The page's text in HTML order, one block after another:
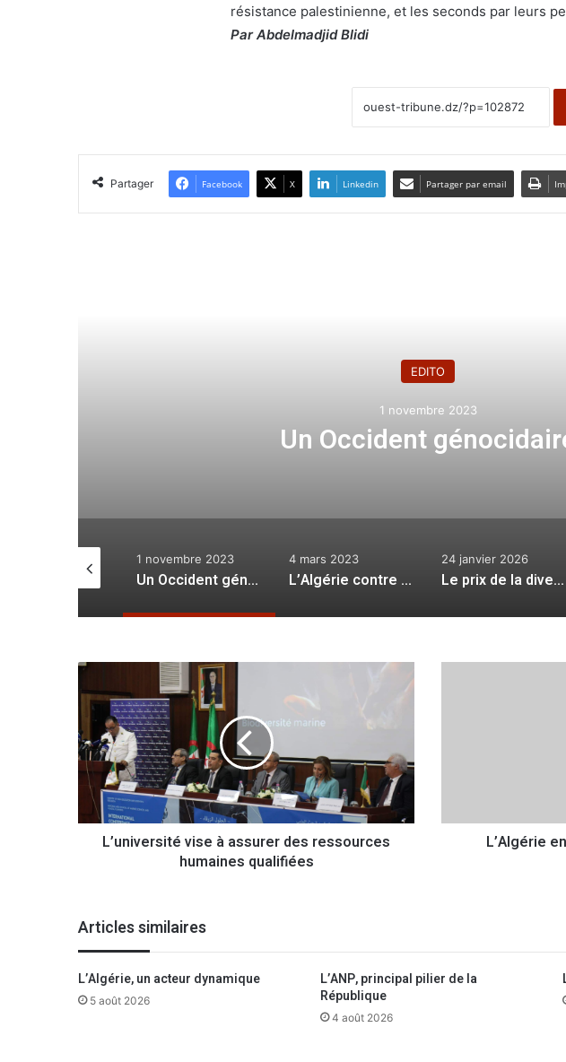
résistance palestinienne, et les seconds par leurs
Par Abdelmadjid Blidi
Partager Facebook X Linkedin Partager par email
EDITO
1 novembre 2023
Un Occident
1 novembre 2023
Un Occident génocidaire
4 mars 2023
L’Algérie contre les semeurs de haine
24 janvier 2026
Le prix de la diversification économique
L
n
i
v
s
s
e
à
L’université vise à assurer des ressources
humaines qualifiées
e
t
L’Algérie
Articles similaires
L’Algérie, un acteur dynamique
5 août 2026
L’ANP, principal pilier de la
République
4 août 2026